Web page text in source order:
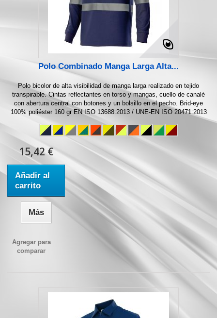
Polo Combinado Manga Larga Alta...
Polo bicolor de alta visibilidad de manga larga realizado en tejido
transpirable. Cintas reflectantes en torso y mangas, cuello de canalé
con abertura central con botones y un bolsillo en el pecho. Brid-eye
100% poliéster 160 gr EN ISO 13688:2013 / UNE-EN ISO 20471:2013
15,42 €
Añadir al
carrito
Más
Agregar para
comparar